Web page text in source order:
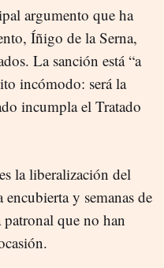
argumento que ha
Íñigo de la Serna,
La sanción está “a
incómodo: será la
incumpla el Tratado
la liberalización del
y semanas de
que no han